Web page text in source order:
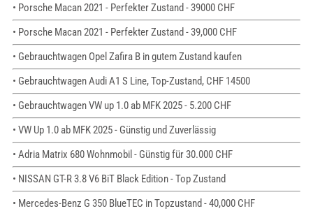
• Porsche Macan 2021 - Perfekter Zustand - 39000 CHF
• Porsche Macan 2021 - Perfekter Zustand - 39,000 CHF
• Gebrauchtwagen Opel Zafira B in gutem Zustand kaufen
• Gebrauchtwagen Audi A1 S Line, Top-Zustand, CHF 14500
• Gebrauchtwagen VW up 1.0 ab MFK 2025 - 5.200 CHF
• VW Up 1.0 ab MFK 2025 - Günstig und Zuverlässig
• Adria Matrix 680 Wohnmobil - Günstig für 30.000 CHF
• NISSAN GT-R 3.8 V6 BiT Black Edition - Top Zustand
• Mercedes-Benz G 350 BlueTEC in Topzustand - 40,000 CHF